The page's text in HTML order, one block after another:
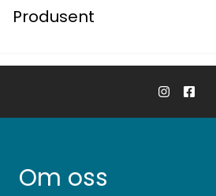
Produsent
Om oss